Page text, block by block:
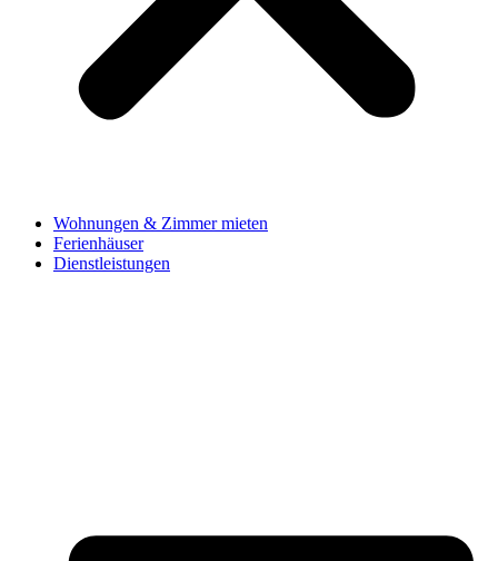
Wohnungen & Zimmer mieten
Ferienhäuser
Dienstleistungen